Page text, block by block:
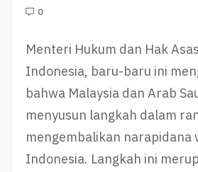
0
Menteri Hukum dan Hak
Indonesia, baru-baru ini
bahwa Malaysia dan Arab
menyusun langkah dalam
mengembalikan narapidana
Indonesia. Langkah ini